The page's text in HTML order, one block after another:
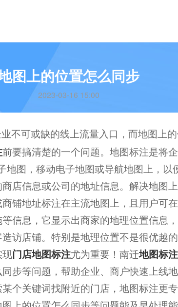
图上的位置怎么同步
2023-03-16 15:00
不可或缺的线上流量入口，而地图上
前要搞清楚的一个问题。地图标注是将
地图，移动电子地图或导航地图上，以
店信息或公司的地址信息。解决地图
铺地址标注在主流地图上，且用户可
信息，它显示出商家的地理位置信息
访店铺。特别是地理位置不是很优越
门店地图标注尤为重要！南迁地图标
步等问题，帮助企业、商户快速上线
个关键词找附近的门店，地图标注更